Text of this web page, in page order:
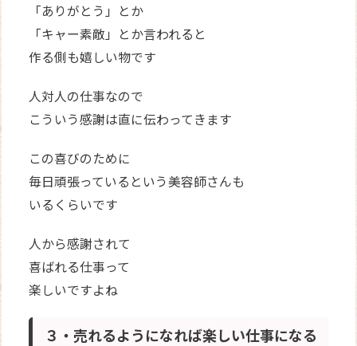
「ありがとう」とか
「キャー素敵」とか言われると
作る側も嬉しい物です
人対人の仕事なので
こういう感謝は直に伝わってきます
この喜びのために
毎日頑張っているという美容師さんも
いるくらいです
人から感謝されて
喜ばれる仕事って
楽しいですよね
３・売れるようになれば楽しい仕事になる